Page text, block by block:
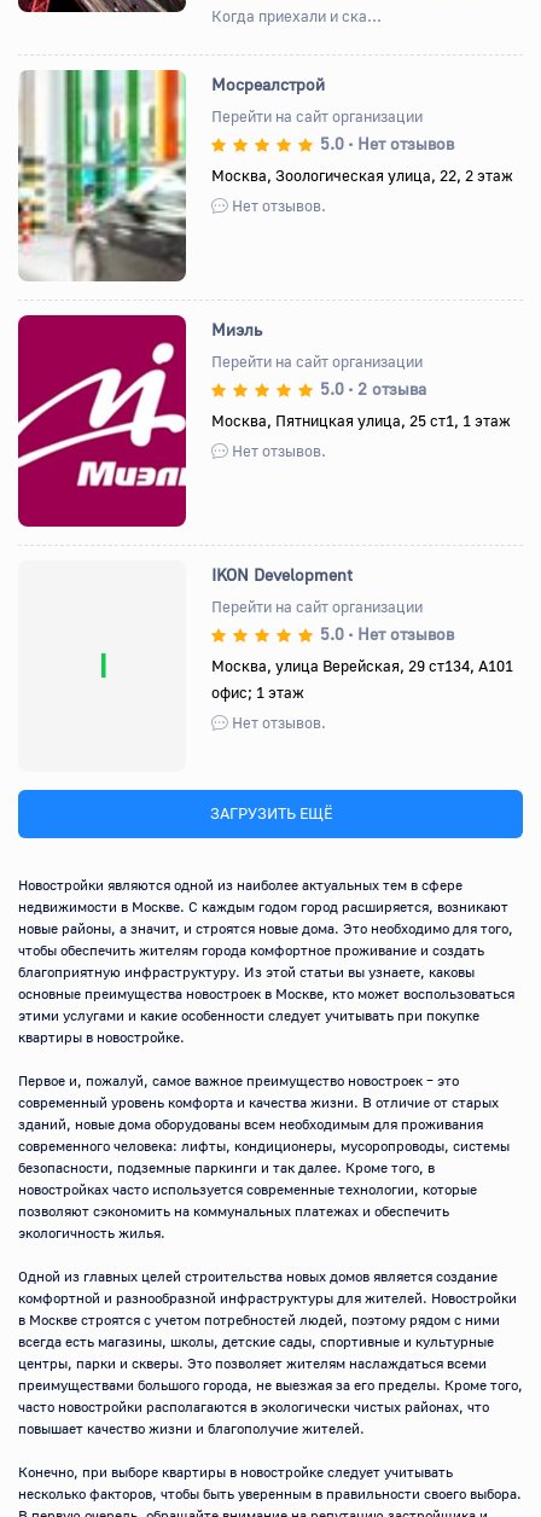
Когда приехали и ска...
Назад Вперед
Мосреалстрой
Перейти на сайт организации
5.0 • Нет отзывов
Москва, Зоологическая улица, 22, 2 этаж
Нет отзывов.
Назад Вперед
Миэль
Перейти на сайт организации
5.0 • 2 отзыва
Москва, Пятницкая улица, 25 ст1, 1 этаж
Нет отзывов.
I
IKON Development
Перейти на сайт организации
5.0 • Нет отзывов
Москва, улица Верейская, 29 ст134, А101
офис; 1 этаж
Нет отзывов.
ЗАГРУЗИТЬ ЕЩЁ
Новостройки являются одной из наиболее актуальных тем в сфере
недвижимости в Москве. С каждым годом город расширяется, возникают
новые районы, а значит, и строятся новые дома. Это необходимо для того,
чтобы обеспечить жителям города комфортное проживание и создать
благоприятную инфраструктуру. Из этой статьи вы узнаете, каковы
основные преимущества новостроек в Москве, кто может воспользоваться
этими услугами и какие особенности следует учитывать при покупке
квартиры в новостройке.
Первое и, пожалуй, самое важное преимущество новостроек – это
современный уровень комфорта и качества жизни. В отличие от старых
зданий, новые дома оборудованы всем необходимым для проживания
современного человека: лифты, кондиционеры, мусоропроводы, системы
безопасности, подземные паркинги и так далее. Кроме того, в
новостройках часто используется современные технологии, которые
позволяют сэкономить на коммунальных платежах и обеспечить
экологичность жилья.
Одной из главных целей строительства новых домов является создание
комфортной и разнообразной инфраструктуры для жителей. Новостройки
в Москве строятся с учетом потребностей людей, поэтому рядом с ними
всегда есть магазины, школы, детские сады, спортивные и культурные
центры, парки и скверы. Это позволяет жителям наслаждаться всеми
преимуществами большого города, не выезжая за его пределы. Кроме того,
часто новостройки располагаются в экологически чистых районах, что
повышает качество жизни и благополучие жителей.
Конечно, при выборе квартиры в новостройке следует учитывать
несколько факторов, чтобы быть уверенным в правильности своего выбора.